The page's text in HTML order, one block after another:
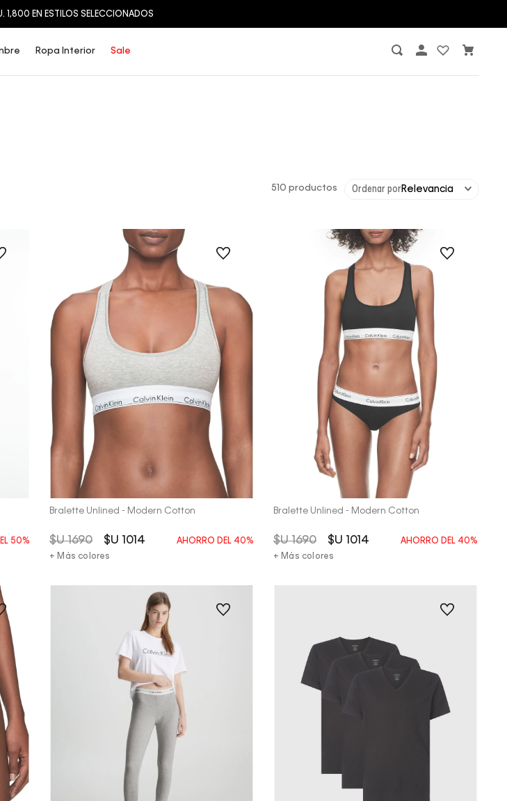
1,800 EN ESTILOS SELECCIONADOS
Ropa Interior Sale
510 productos Ordenar porRelevancia
50%
Vista Rápida
Bralette Unlined - Modern Cotton
$U 1690 $U 1014 AHORRO DEL 40%
+ Más colores
Vista Rápida
Bralette Unlined - Modern Cotton
$U 1690 $U 1014 AHORRO DEL 40%
+ Más colores